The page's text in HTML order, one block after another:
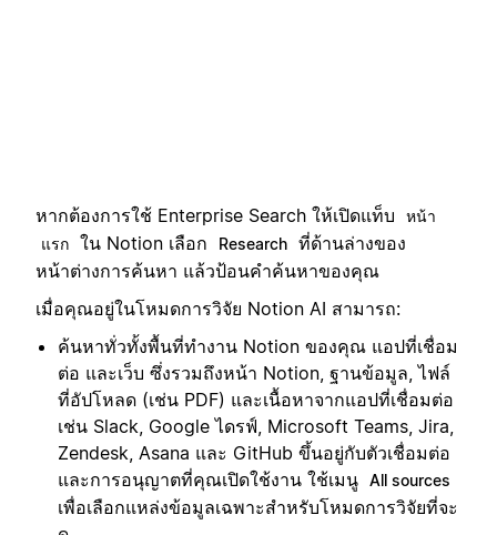
หากต้องการใช้ Enterprise Search ให้เปิดแท็บ
หน้า
แรก ใน Notion เลือก Research ที่ด้านล่างของ
หน้าต่างการค้นหา แล้วป้อนคำค้นหาของคุณ
เมื่อคุณอยู่ในโหมดการวิจัย Notion AI สามารถ:
ค้นหาทั่วทั้งพื้นที่ทำงาน Notion ของคุณ แอปที่เชื่อม
ต่อ และเว็บ ซึ่งรวมถึงหน้า Notion, ฐานข้อมูล, ไฟล์
ที่อัปโหลด (เช่น PDF) และเนื้อหาจากแอปที่เชื่อมต่อ
เช่น Slack, Google ไดรฟ์, Microsoft Teams, Jira,
Zendesk, Asana และ GitHub ขึ้นอยู่กับตัวเชื่อมต่อ
และการอนุญาตที่คุณเปิดใช้งาน ใช้เมนู All sources
เพื่อเลือกแหล่งข้อมูลเฉพาะสำหรับโหมดการวิจัยที่จะ